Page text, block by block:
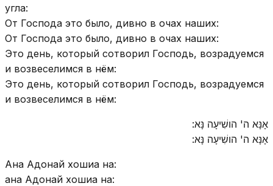
угла:
От Господа это было, дивно в очах наших:
От Господа это было, дивно в очах наших:
Это день, который сотворил Господь, возрадуемся
и возвеселимся в нём:
Это день, который сотворил Господь, возрадуемся
и возвеселимся в нём:
אָנָּא ה' הושִׁיעָה נָּא:
אָנָּא ה' הושִׁיעָה נָּא:
Ана Адонай хошиа на:
ана Адонай хошиа на: